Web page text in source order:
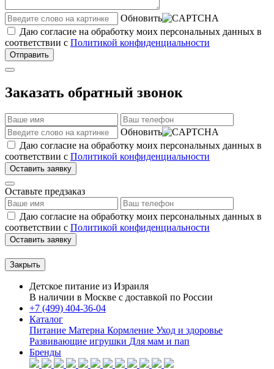
Обновить
Даю согласие на обработку моих персональных данных в
соответствии с Политикой конфиденциальности
Отправить
Заказать обратный звонок
Обновить
Даю согласие на обработку моих персональных данных в
соответствии с Политикой конфиденциальности
Оставить заявку
Оставьте предзаказ
Даю согласие на обработку моих персональных данных в
соответствии с Политикой конфиденциальности
Оставить заявку
Закрыть
Детское питание из Израиля
В наличии в Москве с доставкой по России
+7 (499) 404-36-04
Каталог
Питание Матерна Кормление Уход и здоровье
Развивающие игрушки Для мам и пап
Бренды